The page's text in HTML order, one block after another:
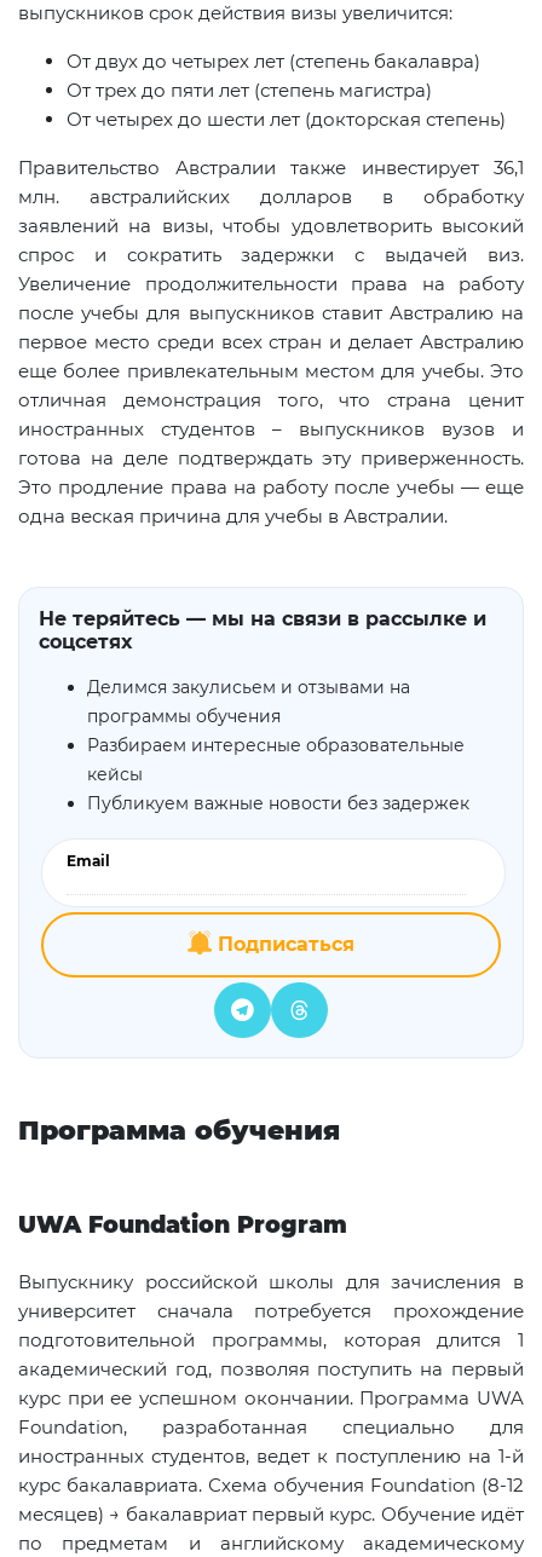
выпускников срок действия визы увеличится:
От двух до четырех лет (степень бакалавра)
От трех до пяти лет (степень магистра)
От четырех до шести лет (докторская степень)
Правительство Австралии также инвестирует 36,1
млн. австралийских долларов в обработку
заявлений на визы, чтобы удовлетворить высокий
спрос и сократить задержки с выдачей виз.
Увеличение продолжительности права на работу
после учебы для выпускников ставит Австралию на
первое место среди всех стран и делает Австралию
еще более привлекательным местом для учебы. Это
отличная демонстрация того, что страна ценит
иностранных студентов – выпускников вузов и
готова на деле подтверждать эту приверженность.
Это продление права на работу после учебы — еще
одна веская причина для учебы в Австралии.
Не теряйтесь — мы на связи в рассылке и
соцсетях
Делимся закулисьем и отзывами на
программы обучения
Разбираем интересные образовательные
кейсы
Публикуем важные новости без задержек
Email
Подписаться
Программа обучения
UWA Foundation Program
Выпускнику российской школы для зачисления в
университет сначала потребуется прохождение
подготовительной программы, которая длится 1
академический год, позволяя поступить на первый
курс при ее успешном окончании. Программа UWA
Foundation, разработанная специально для
иностранных студентов, ведет к поступлению на 1-й
курс бакалавриата. Схема обучения Foundation (8-12
месяцев) → бакалавриат первый курс. Обучение идёт
по предметам и английскому академическому